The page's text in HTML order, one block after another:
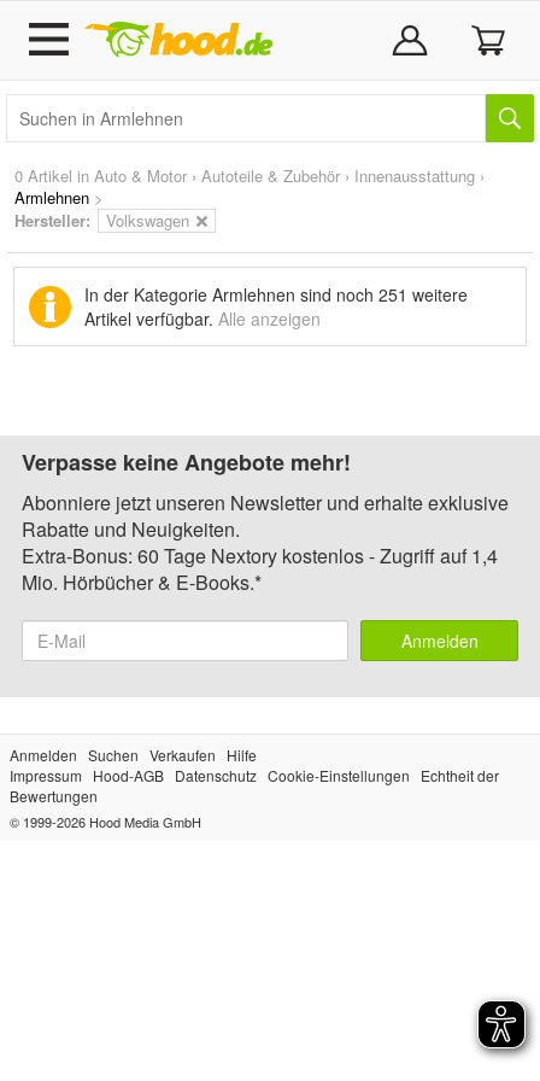
0 Artikel in Auto & Motor › Autoteile & Zubehör › Innenausstattung ›
Armlehnen >
Hersteller:
Volkswagen
In der Kategorie Armlehnen sind noch 251 weitere
Artikel verfügbar. Alle anzeigen
Verpasse keine Angebote mehr!
Abonniere jetzt unseren Newsletter und erhalte exklusive
Rabatte und Neuigkeiten.
Extra-Bonus: 60 Tage Nextory kostenlos - Zugriff auf 1,4
Mio. Hörbücher & E-Books.*
Anmelden
Anmelden Suchen Verkaufen
Hilfe
Impressum
Hood-AGB Datenschutz Cookie-Einstellungen
Echtheit der
Bewertungen
© 1999-2026 Hood Media GmbH